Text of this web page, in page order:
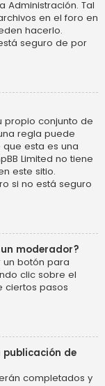
Administración. Tal
en el foro en
hacerlo.
seguro de por
propio conjunto de
regla puede
esta es una
Limited no tiene
este sitio.
si no está seguro
moderador?
un botón para
clic sobre el
ciertos pasos
publicación de
completados y